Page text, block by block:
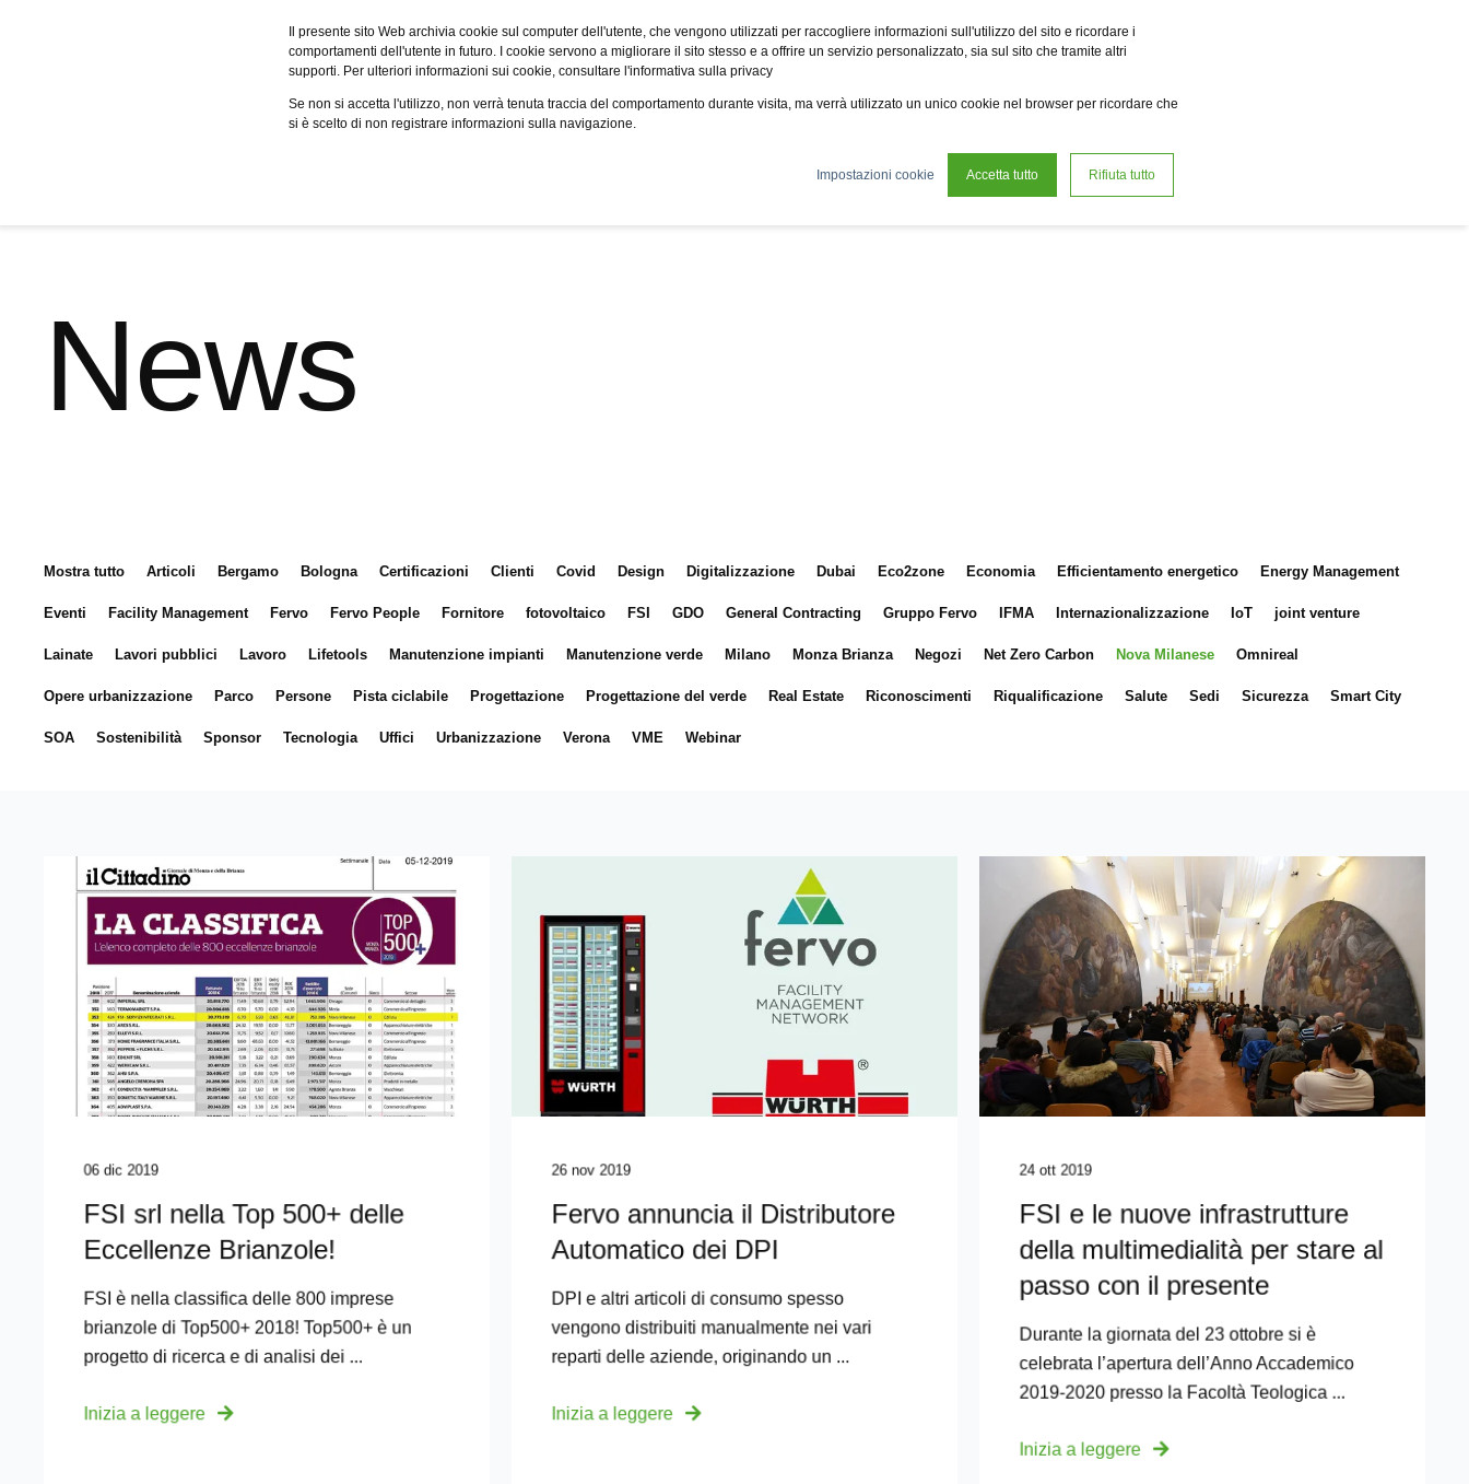
Il presente sito Web archivia cookie sul computer dell'utente, che vengono utilizzati per raccogliere informazioni sull'utilizzo del sito e ricordare i
comportamenti dell'utente in futuro. I cookie servono a migliorare il sito stesso e a offrire un servizio personalizzato, sia sul sito che tramite altri
supporti. Per ulteriori informazioni sui cookie, consultare l'informativa sulla privacy
Se non si accetta l'utilizzo, non verrà tenuta traccia del comportamento durante visita, ma verrà utilizzato un unico cookie nel browser per ricordare che
si è scelto di non registrare informazioni sulla navigazione.
Impostazioni cookie Accetta tutto Rifiuta tutto
Fervo Fsi Fsi General Contractor Eco2zone Omnireal BayWa r.e. Power Solutions
Certificazioni
News
Mostra tutto Articoli Bergamo Bologna Certificazioni Clienti Covid Design Digitalizzazione Dubai Eco2zone Economia Efficientamento energetico Energy Management
Eventi Facility Management Fervo Fervo People Fornitore fotovoltaico FSI GDO General Contracting Gruppo Fervo IFMA Internazionalizzazione IoT joint venture
Lainate Lavori pubblici Lavoro Lifetools Manutenzione impianti Manutenzione verde Milano Monza Brianza Negozi Net Zero Carbon Nova Milanese Omnireal
Opere urbanizzazione Parco Persone Pista ciclabile Progettazione Progettazione del verde Real Estate Riconoscimenti Riqualificazione Salute Sedi Sicurezza Smart City
SOA Sostenibilità Sponsor Tecnologia Uffici Urbanizzazione Verona VME Webinar
06 dic 2019
FSI srl nella Top 500+ delle
Eccellenze Brianzole!
FSI è nella classifica delle 800 imprese
brianzole di Top500+ 2018! Top500+ è un
progetto di ricerca e di analisi dei ...
Inizia a leggere
26 nov 2019
Fervo annuncia il Distributore
Automatico dei DPI
DPI e altri articoli di consumo spesso
vengono distribuiti manualmente nei vari
reparti delle aziende, originando un ...
Inizia a leggere
24 ott 2019
FSI e le nuove infrastrutture
della multimedialità per stare al
passo con il presente
Durante la giornata del 23 ottobre si è
celebrata l’apertura dell’Anno Accademico
2019-2020 presso la Facoltà Teologica ...
Inizia a leggere